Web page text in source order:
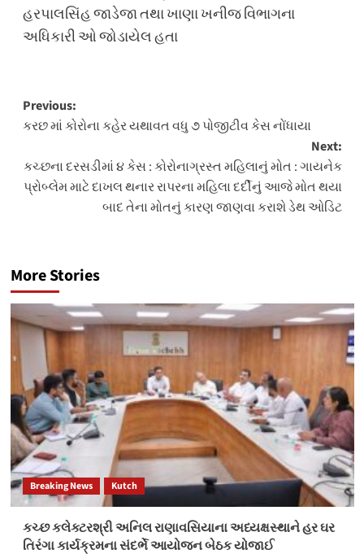
હરપાલસિંહ જાડેજા તથા ખાણા ખનીજ વિભાગના
અધિકારી ઓ જોડાયેલ હતા
Post
navigation
Previous:
કરછ માં કોરોના કહેર યથાવત વધુ ૭ પોજીટીવ કેસ નોંધાયા
Next:
કચ્છના દરસડીમાં ૪ કેસ : કોરોનાગ્રસ્ત મહિલાનું મોત : ગાયનેક
પ્રોબ્લેમ માટે દાખલ થનાર રાપરના મહિલા દર્દીનું આજે મોત થયા
બાદ તેના મોતનું કારણ જાણવા કરાશે ડેથ ઓડિટ
More Stories
Breaking News Kutch
કચ્છ કલેક્ટરશ્રી અનિલ રાણાવસિયાના અધ્યક્ષસ્થાને હર ઘર
તિરંગા કાર્યક્રમના સંદર્ભે આયોજન બેઠક યોજાઈ